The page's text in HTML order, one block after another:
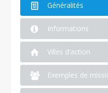
Généralités
Informations
Villes d′action
Exemples de